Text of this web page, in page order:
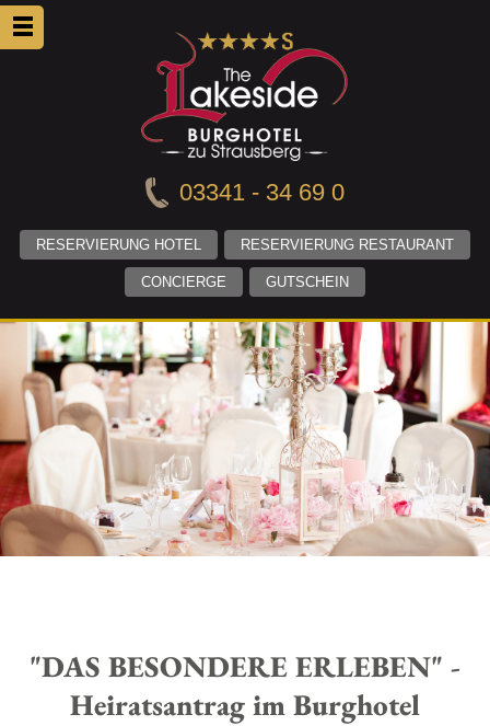
03341 - 34 69 0
RESERVIERUNG HOTEL RESERVIERUNG RESTAURANT
CONCIERGE GUTSCHEIN
"DAS BESONDERE ERLEBEN" -
Heiratsantrag im Burghotel